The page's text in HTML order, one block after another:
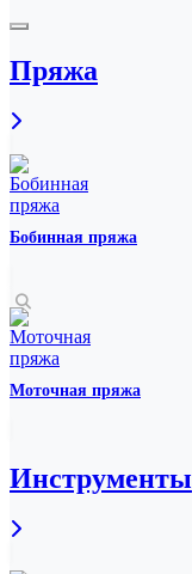
Пряжа
Бобинная пряжа
Моточная пряжа
Инструменты